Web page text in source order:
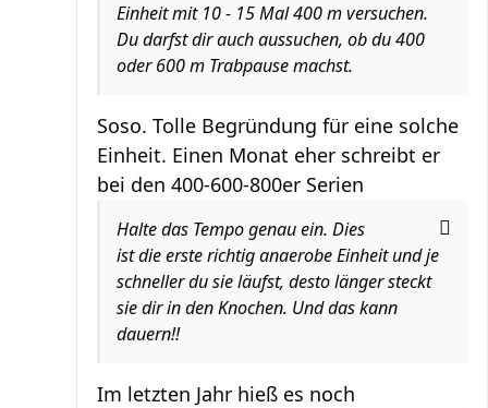
Einheit mit 10 - 15 Mal 400 m versuchen.
Du darfst dir auch aussuchen, ob du 400
oder 600 m Trabpause machst.
Soso. Tolle Begründung für eine solche
Einheit. Einen Monat eher schreibt er
bei den 400-600-800er Serien
Halte das Tempo genau ein. Dies
ist die erste richtig anaerobe Einheit und je
schneller du sie läufst, desto länger steckt
sie dir in den Knochen. Und das kann
dauern!!
Im letzten Jahr hieß es noch